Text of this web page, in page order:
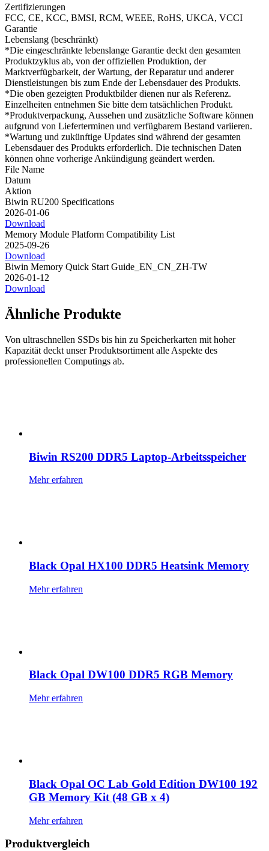
Zertifizierungen
FCC, CE, KCC, BMSI, RCM, WEEE, RoHS, UKCA, VCCI
Garantie
Lebenslang (beschränkt)
*Die eingeschränkte lebenslange Garantie deckt den gesamten
Produktzyklus ab, von der offiziellen Produktion, der
Marktverfügbarkeit, der Wartung, der Reparatur und anderer
Dienstleistungen bis zum Ende der Lebensdauer des Produkts.
*Die oben gezeigten Produktbilder dienen nur als Referenz.
Einzelheiten entnehmen Sie bitte dem tatsächlichen Produkt.
*Produktverpackung, Aussehen und zusätzliche Software können
aufgrund von Lieferterminen und verfügbarem Bestand variieren.
*Wartung und zukünftige Updates sind während der gesamten
Lebensdauer des Produkts erforderlich. Die technischen Daten
können ohne vorherige Ankündigung geändert werden.
File Name
Datum
Aktion
Biwin RU200 Specifications
2026-01-06
Download
Memory Module Platform Compatibility List
2025-09-26
Download
Biwin Memory Quick Start Guide_EN_CN_ZH-TW
2026-01-12
Download
Ähnliche Produkte
Von ultraschnellen SSDs bis hin zu Speicherkarten mit hoher
Kapazität deckt unser Produktsortiment alle Aspekte des
professionellen Computings ab.
Biwin RS200 DDR5 Laptop-Arbeitsspeicher
Mehr erfahren
Black Opal HX100 DDR5 Heatsink Memory
Mehr erfahren
Black Opal DW100 DDR5 RGB Memory
Mehr erfahren
Black Opal OC Lab Gold Edition DW100 192
GB Memory Kit (48 GB x 4)
Mehr erfahren
Produktvergleich